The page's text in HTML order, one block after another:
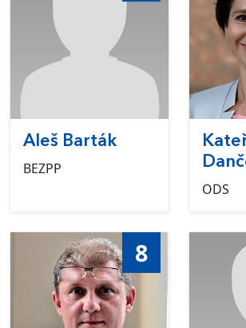
Aleš Barták
BEZPP
ODS
8